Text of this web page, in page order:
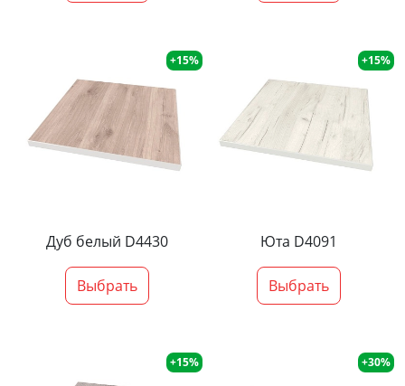
+15%
Дуб белый D4430
Выбрать
+15%
Юта D4091
Выбрать
+15% +30%